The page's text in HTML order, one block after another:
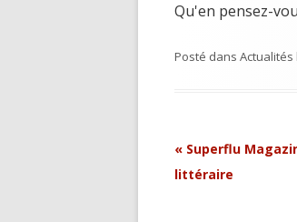
Qu'en pensez-
Posté dans Actualités
Navigation
Article
« Superflu
littéraire